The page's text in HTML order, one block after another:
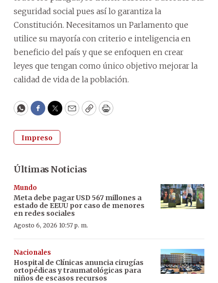
seguridad social pues así lo garantiza la
Constitución. Necesitamos un Parlamento que
utilice su mayoría con criterio e inteligencia en
beneficio del país y que se enfoquen en crear
leyes que tengan como único objetivo mejorar la
calidad de vida de la población.
WhatsApp
Facebook
Twitter
EmailCopyPrint
Impreso
Últimas Noticias
Mundo
Meta debe pagar USD 567 millones a
estado de EEUU por caso de menores
en redes sociales
Agosto 6, 2026 10:57 p. m.
Nacionales
Hospital de Clínicas anuncia cirugías
ortopédicas y traumatológicas para
niños de escasos recursos